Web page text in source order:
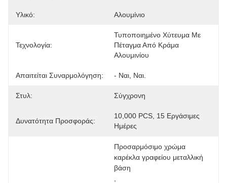
Υλικό: Αλουμίνιο
Τεχνολογία:
Τυποποιημένο Χύτευμα Με
Πέταγμα Από Κράμα
Αλουμινίου
Απαιτείται Συναρμολόγηση: - Ναι, Ναι.
Στυλ: Σύγχρονη
Δυνατότητα Προσφοράς:
10,000 PCS, 15 Εργάσιμες
Ημέρες
Προσαρμόσιμο χρώμα
καρέκλα γραφείου μεταλλική
βάση